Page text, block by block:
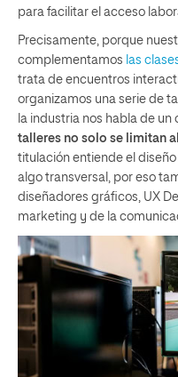
para facilitar el acceso
Precisamente, porque
complementamos las
trata de encuentros
organizamos una serie de
la industria nos habla de un
talleres no solo se limitan
titulación entiende el
algo transversal, por eso
diseñadores gráficos, UX
marketing y de la